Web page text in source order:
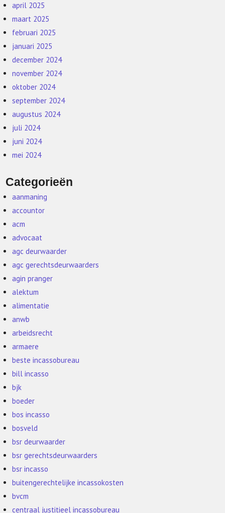
april 2025
maart 2025
februari 2025
januari 2025
december 2024
november 2024
oktober 2024
september 2024
augustus 2024
juli 2024
juni 2024
mei 2024
Categorieën
aanmaning
accountor
acm
advocaat
agc deurwaarder
agc gerechtsdeurwaarders
agin pranger
alektum
alimentatie
anwb
arbeidsrecht
armaere
beste incassobureau
bill incasso
bjk
boeder
bos incasso
bosveld
bsr deurwaarder
bsr gerechtsdeurwaarders
bsr incasso
buitengerechtelijke incassokosten
bvcm
centraal justitieel incassobureau